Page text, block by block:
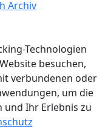
Archiv
Technologien
besuchen,
verbundenen oder
um die
und Ihr Erlebnis zu